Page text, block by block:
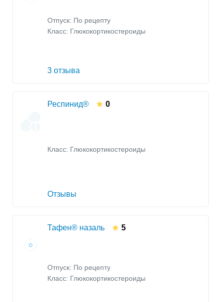
Отпуск: По рецепту
Класс: Глюкокортикостероиды
3 отзыва
Респинид® 0
Класс: Глюкокортикостероиды
Отзывы
Тафен® назаль 5
Отпуск: По рецепту
Класс: Глюкокортикостероиды